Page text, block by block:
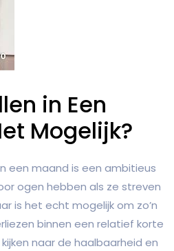
in Een
Mogelijk?
een maand is een ambitieus
ogen hebben als ze streven
is het echt mogelijk om zo’n
binnen een relatief korte
naar de haalbaarheid en